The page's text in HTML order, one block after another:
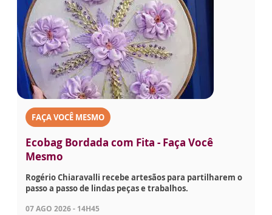
FAÇA VOCÊ MESMO
Ecobag Bordada com Fita - Faça Você
Mesmo
Rogério Chiaravalli recebe artesãos para partilharem o
passo a passo de lindas peças e trabalhos.
07 AGO 2026 - 14H45